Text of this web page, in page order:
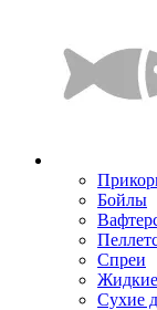
Бойлы
Спреи
Сухие